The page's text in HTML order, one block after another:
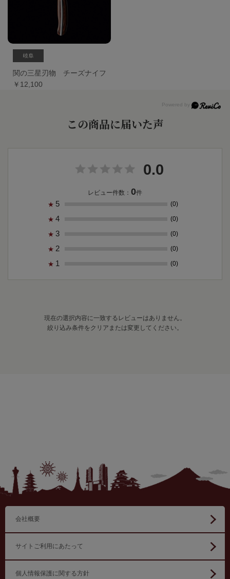
関の三星刃物 チーズナイフ
￥12,100
この商品に届いた声
0.0
レビュー件数： 0件
★ 5 (0)
★ 4 (0)
★ 3 (0)
★ 2 (0)
★ 1 (0)
現在の選択内容に一致するレビューはありません。
絞り込み条件をクリアまたは変更してください。
会社概要
サイトご利用にあたって
個人情報保護に関する方針